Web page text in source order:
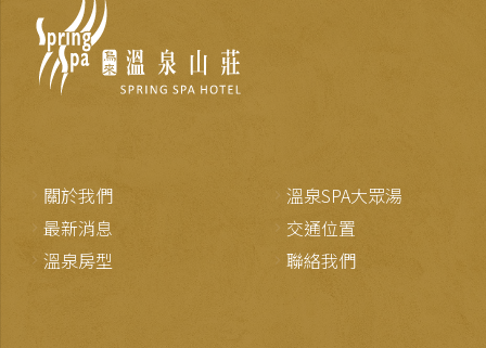
關於我們
最新消息
溫泉房型
溫泉SPA大眾湯
交通位置
聯絡我們